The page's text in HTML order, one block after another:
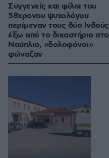
Συγγενείς και φίλοι του
58χρονου ψυχολόγου
περίμεναν τους δύο Ινδούς
έξω από το δικαστήριο στο
Ναύπλιο, «δολοφόνοι»
φώναζαν